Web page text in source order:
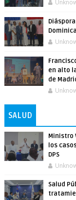
en alto
de
SALUD
Ministro
los
DPS
Salud